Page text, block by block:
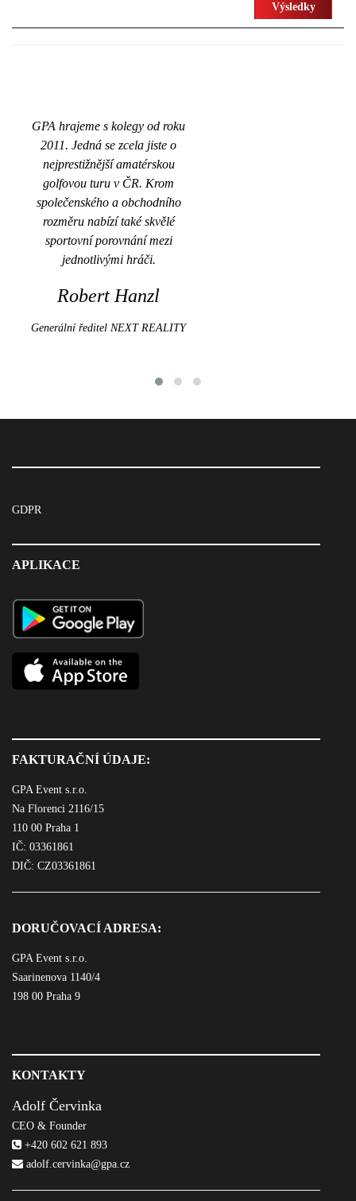
Výsledky
GPA hrajeme s kolegy od roku
2011. Jedná se zcela jiste o
nejprestižnější amatérskou
golfovou turu v ČR. Krom
společenského a obchodního
rozměru nabízí také skvělé
sportovní porovnání mezi
jednotlivými hráči.
Robert Hanzl
Generální ředitel NEXT REALITY
GDPR
APLIKACE
FAKTURAČNÍ ÚDAJE:
GPA Event s.r.o.
Na Florenci 2116/15
110 00 Praha 1
IČ: 03361861
DIČ: CZ03361861
DORUČOVACÍ ADRESA:
GPA Event s.r.o.
Saarinenova 1140/4
198 00 Praha 9
KONTAKTY
Adolf Červinka
CEO & Founder
+420 602 621 893
adolf.cervinka@gpa.cz